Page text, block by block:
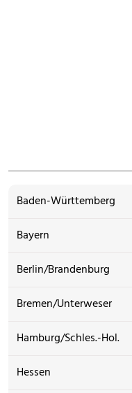
Baden-Württemberg
Bayern
Berlin/Brandenburg
Bremen/Unterweser
Hamburg/Schles.-Hol.
Hessen